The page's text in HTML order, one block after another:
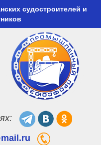
судостроителей и